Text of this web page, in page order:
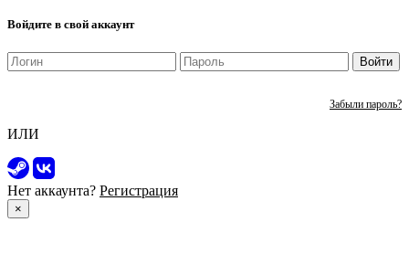
Войдите в свой аккаунт
Войти
Забыли пароль?
ИЛИ
Нет аккаунта? Регистрация
×